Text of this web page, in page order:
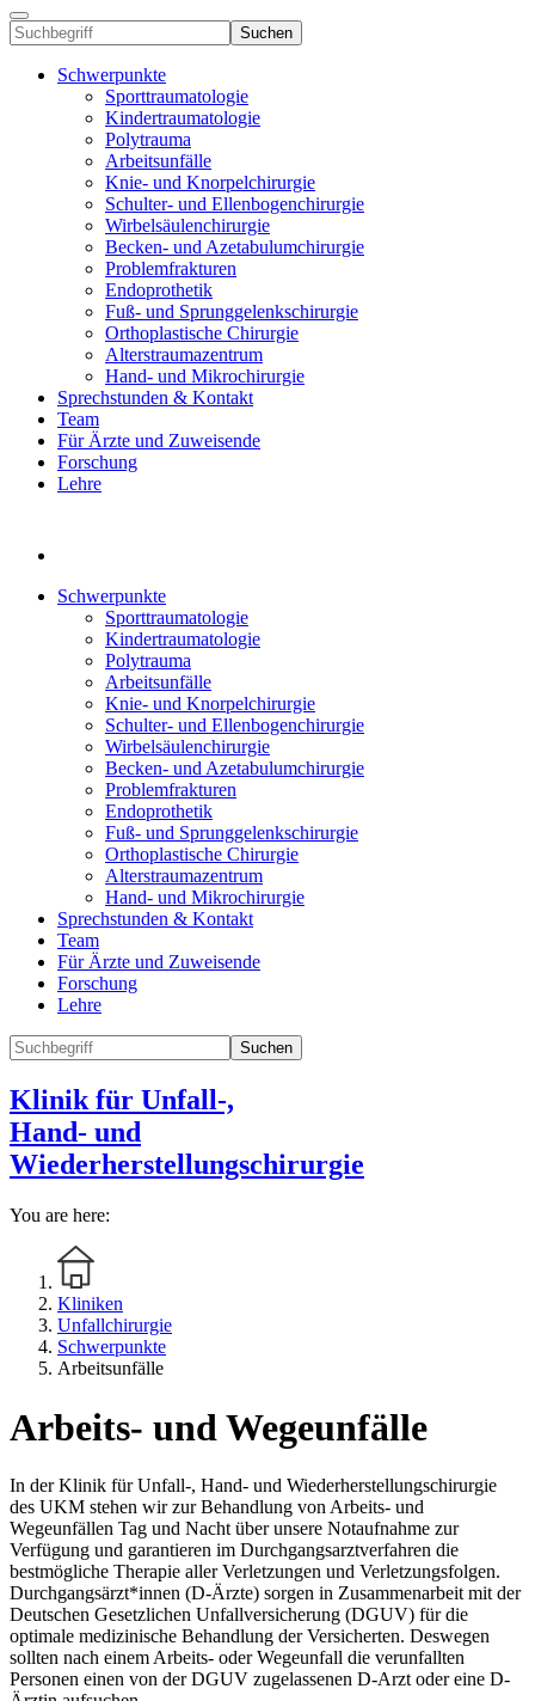
Suchen
Schwerpunkte
Sporttraumatologie
Kindertraumatologie
Polytrauma
Arbeitsunfälle
Knie- und Knorpelchirurgie
Schulter- und Ellenbogenchirurgie
Wirbelsäulenchirurgie
Becken- und Azetabulumchirurgie
Problemfrakturen
Endoprothetik
Fuß- und Sprunggelenkschirurgie
Orthoplastische Chirurgie
Alterstraumazentrum
Hand- und Mikrochirurgie
Sprechstunden & Kontakt
Team
Für Ärzte und Zuweisende
Forschung
Lehre
Schwerpunkte
Sporttraumatologie
Kindertraumatologie
Polytrauma
Arbeitsunfälle
Knie- und Knorpelchirurgie
Schulter- und Ellenbogenchirurgie
Wirbelsäulenchirurgie
Becken- und Azetabulumchirurgie
Problemfrakturen
Endoprothetik
Fuß- und Sprunggelenkschirurgie
Orthoplastische Chirurgie
Alterstraumazentrum
Hand- und Mikrochirurgie
Sprechstunden & Kontakt
Team
Für Ärzte und Zuweisende
Forschung
Lehre
Suchen
Klinik für Unfall-,
Hand- und
Wiederherstellungschirurgie
You are here:
Kliniken
Unfallchirurgie
Schwerpunkte
Arbeitsunfälle
Arbeits- und Wegeunfälle
In der Klinik für Unfall-, Hand- und Wiederherstellungschirurgie
des UKM stehen wir zur Behandlung von Arbeits- und
Wegeunfällen Tag und Nacht über unsere Notaufnahme zur
Verfügung und garantieren im Durchgangsarztverfahren die
bestmögliche Therapie aller Verletzungen und Verletzungsfolgen.
Durchgangsärzt*innen (D-Ärzte) sorgen in Zusammenarbeit mit der
Deutschen Gesetzlichen Unfallversicherung (DGUV) für die
optimale medizinische Behandlung der Versicherten. Deswegen
sollten nach einem Arbeits- oder Wegeunfall die verunfallten
Personen einen von der DGUV zugelassenen D-Arzt oder eine D-